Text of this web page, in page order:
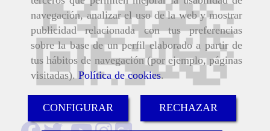
navegación, analizar el uso de la web y mostrar
publicidad relacionada con tus preferencias
sobre la base de un perfil elaborado a partir de
tus hábitos de navegación (por ejemplo, páginas
visitadas). Política de cookies.
CONFIGURAR RECHAZAR